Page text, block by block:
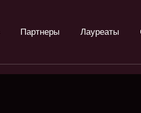
Партнеры Лауреаты